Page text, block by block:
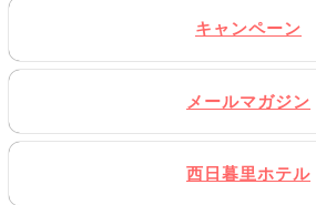
キャンペーン
メールマガジン
西日暮里ホテル